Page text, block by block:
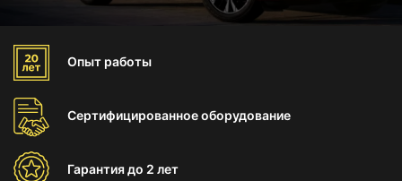
Опыт работы
Сертифицированноеоборудование
Гарантиядо 2 лет